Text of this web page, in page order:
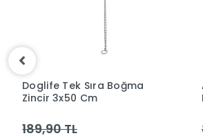
Ally Paws Dog Collar Renkli
Köpek Boyun Tasması M 2
88,90 TL